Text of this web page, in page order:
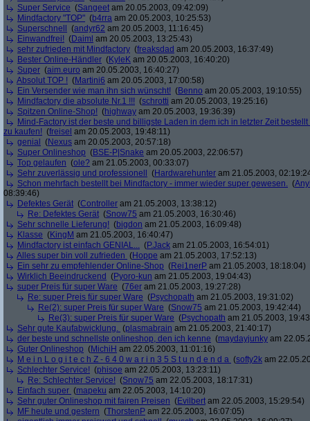
Super Service (Sangeet am 20.05.2003, 09:42:09)
Mindfactory "TOP" (b4rra am 20.05.2003, 10:25:53)
Superschnell
(andyr62 am 20.05.2003, 11:16:45)
Einwandfrei! (Daiml am 20.05.2003, 13:25:43)
sehr zufrieden mit Mindfactory (freaksdad am 20.05.2003, 16:37:49)
Bester Online-Händler (KyleK am 20.05.2003, 16:40:20)
Super (aim.euro am 20.05.2003, 16:40:27)
Absolut TOP ! (Martini6 am 20.05.2003, 17:00:58)
Ein Versender wie man ihn sich wünscht! (Benno am 20.05.2003, 19:10:55)
Mindfactory die absolute Nr.1 !!! (schrotti am 20.05.2003, 19:25:16)
Spitzen Online-Shop! (highway am 20.05.2003, 19:36:39)
Mind-Factory ist der beste und billigste Laden in dem ich in letzter Zeit
zu kaufen! (freisel am 20.05.2003, 19:48:11)
genial
(Nexus am 20.05.2003, 20:57:18)
Super Onlineshop (BSE-P|Snake am 20.05.2003, 22:06:57)
Top gelaufen (ole? am 21.05.2003, 00:33:07)
Sehr zuverlässig und professionell
(Hardwarehunter am 21.05.2003,
Schon mehrfach bestellt bei Mindfactory - immer wieder super gewesen. (
08:39:46)
Defektes Gerät (Controller am 21.05.2003, 13:38:12)
Re: Defektes Gerät (Snow75 am 21.05.2003, 16:30:46)
Sehr schnelle Lieferung! (bigdon am 21.05.2003, 16:09:48)
Klasse (KingM am 21.05.2003, 16:40:47)
Mindfactory ist einfach GENIAL... (P.Jack am 21.05.2003, 16:54:01)
Alles super bin voll zufrieden (Hoppe am 21.05.2003, 17:52:13)
Ein sehr zu empfehlender Online-Shop (Rei1nerP am 21.05.2003, 18:18:04)
Wirklich Beeindruckend (Pyoro-kun am 21.05.2003, 19:04:43)
super Preis für super Ware (76er am 21.05.2003, 19:27:28)
Re: super Preis für super Ware (Psychopath am 21.05.2003, 19:31:02)
Re(2): super Preis für super Ware (Snow75 am 21.05.2003, 19:42:44)
Re(3): super Preis für super Ware (Psychopath am 21.05.2003,
Sehr gute Kaufabwicklung. (plasmabrain am 21.05.2003, 21:40:17)
der beste und schnellste onlineshop, den ich kenne (maydayjunky am
Guter Onlineshop (MichiH am 22.05.2003, 11:01:16)
M e i n L o g i t e c h Z - 6 4 0 w a r i n 3 5 S t u n d e n d a (softy2k am
Schlechter Service! (phisoe am 22.05.2003, 13:23:11)
Re: Schlechter Service! (Snow75 am 22.05.2003, 18:17:31)
Einfach super (mapeku am 22.05.2003, 14:10:20)
Sehr guter Onlineshop mit fairen Preisen (Evilbert am 22.05.2003, 15:29:54)
MF heute und gestern (ThorstenP am 22.05.2003, 16:07:05)